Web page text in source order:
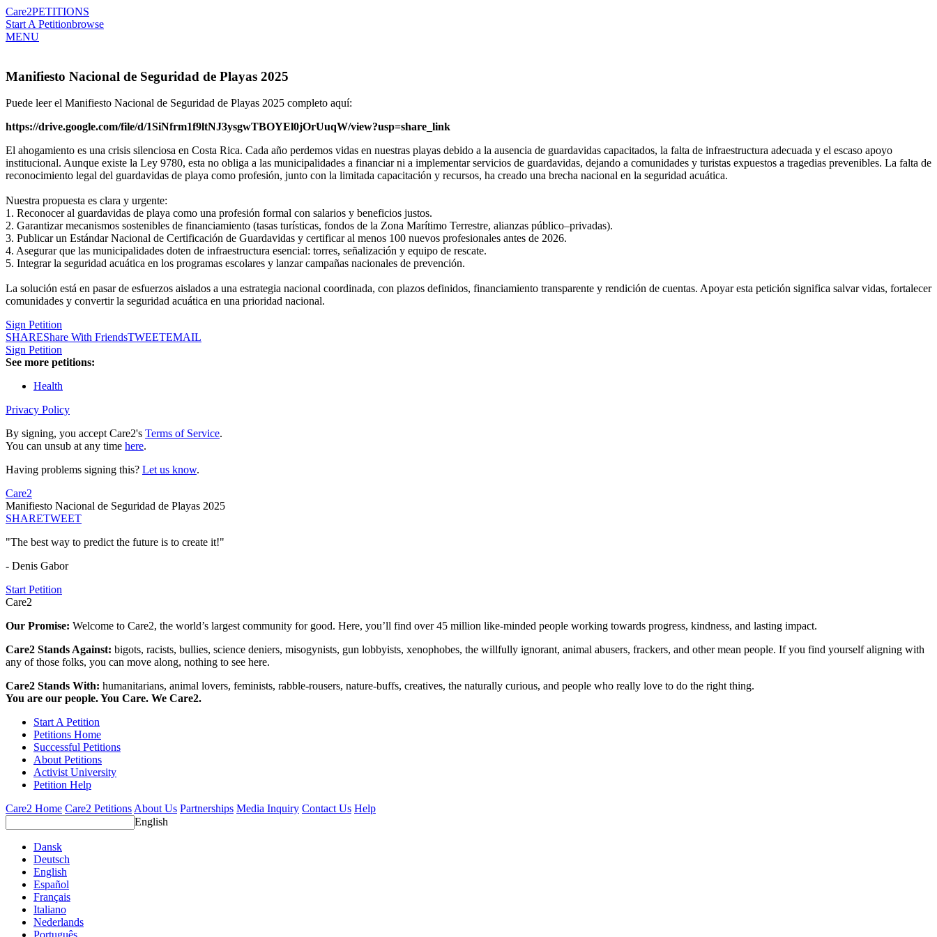
Care2PETITIONS
Start A Petitionbrowse
MENU
Manifiesto Nacional de Seguridad de Playas 2025
Puede leer el Manifiesto Nacional de Seguridad de Playas 2025 completo aquí:
https://drive.google.com/file/d/1SiNfrm1f9ltNJ3ysgwTBOYEl0jOrUuqW/view?usp=share_link
El ahogamiento es una crisis silenciosa en Costa Rica. Cada año perdemos vidas en nuestras playas debido a la ausencia de guardavidas capacitados, la falta de infraestructura adecuada y el escaso apoyo
institucional. Aunque existe la Ley 9780, esta no obliga a las municipalidades a financiar ni a implementar servicios de guardavidas, dejando a comunidades y turistas expuestos a tragedias prevenibles. La falta de
reconocimiento legal del guardavidas de playa como profesión, junto con la limitada capacitación y recursos, ha creado una brecha nacional en la seguridad acuática.
Nuestra propuesta es clara y urgente:
1. Reconocer al guardavidas de playa como una profesión formal con salarios y beneficios justos.
2. Garantizar mecanismos sostenibles de financiamiento (tasas turísticas, fondos de la Zona Marítimo Terrestre, alianzas público–privadas).
3. Publicar un Estándar Nacional de Certificación de Guardavidas y certificar al menos 100 nuevos profesionales antes de 2026.
4. Asegurar que las municipalidades doten de infraestructura esencial: torres, señalización y equipo de rescate.
5. Integrar la seguridad acuática en los programas escolares y lanzar campañas nacionales de prevención.
La solución está en pasar de esfuerzos aislados a una estrategia nacional coordinada, con plazos definidos, financiamiento transparente y rendición de cuentas. Apoyar esta petición significa salvar vidas, fortalecer
comunidades y convertir la seguridad acuática en una prioridad nacional.
Sign Petition
SHAREShare With FriendsTWEETEMAIL
Sign Petition
See more petitions:
Health
Privacy Policy
By signing, you accept Care2's Terms of Service.
You can unsub at any time here.
Having problems signing this? Let us know.
Care2
Manifiesto Nacional de Seguridad de Playas 2025
SHARETWEET
"The best way to predict the future is to create it!"
- Denis Gabor
Start Petition
Care2
Our Promise: Welcome to Care2, the world’s largest community for good. Here, you’ll find over 45 million like-minded people working towards progress, kindness, and lasting impact.
Care2 Stands Against: bigots, racists, bullies, science deniers, misogynists, gun lobbyists, xenophobes, the willfully ignorant, animal abusers, frackers, and other mean people. If you find yourself aligning with
any of those folks, you can move along, nothing to see here.
Care2 Stands With: humanitarians, animal lovers, feminists, rabble-rousers, nature-buffs, creatives, the naturally curious, and people who really love to do the right thing.
You are our people. You Care. We Care2.
Start A Petition
Petitions Home
Successful Petitions
About Petitions
Activist University
Petition Help
Care2 Home Care2 PetitionsAbout Us Partnerships Media Inquiry Contact Us Help
English
Dansk
Deutsch
English
Español
Français
Italiano
Nederlands